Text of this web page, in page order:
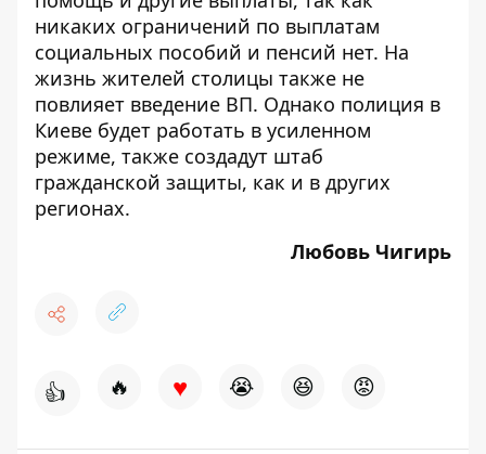
никаких ограничений по выплатам
социальных пособий и пенсий нет. На
жизнь жителей столицы также не
повлияет введение ВП. Однако полиция в
Киеве будет работать в усиленном
режиме, также создадут штаб
гражданской защиты, как и в других
регионах.
Любовь Чигирь
👍 🔥 ♥ 😭 😆 😡